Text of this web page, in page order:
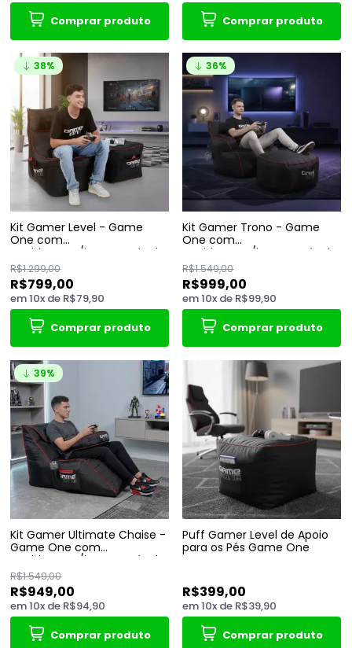
Comprar produto
Comprar produto
38%
Kit Gamer Level - Game
One com
enchimento/impermeável
R$1.299,00
R$799,00
em10x de R$79,90
Comprar produto
36%
Kit Gamer Trono - Game
One com
enchimento/impermeável
R$1.549,00
R$999,00
em10x de R$99,90
Comprar produto
39%
Kit Gamer Ultimate Chaise -
Game One com
enchimento/impermeável
R$1.549,00
R$949,00
em10x de R$94,90
Comprar produto
Puff Gamer Level de Apoio
para os Pés Game One
R$399,00
em10x de R$39,90
Comprar produto